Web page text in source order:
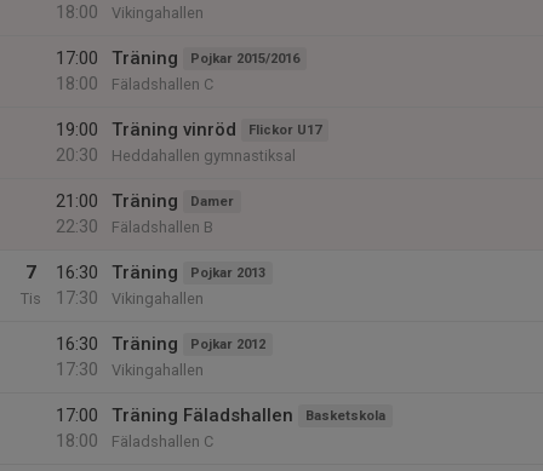
18:00
Vikingahallen
17:00
18:00
Träning Pojkar 2015/2016
Fäladshallen C
19:00
20:30
Träning vinröd Flickor U17
Heddahallen gymnastiksal
21:00
22:30
Träning Damer
Fäladshallen B
7
Tis
16:30
17:30
Träning Pojkar 2013
Vikingahallen
16:30
17:30
Träning Pojkar 2012
Vikingahallen
17:00
18:00
Träning Fäladshallen Basketskola
Fäladshallen C